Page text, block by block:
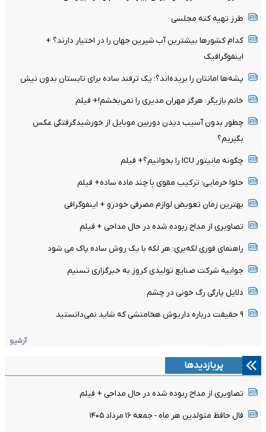
طرز تهیه کته مجلسی
کدام کشورها بیشترین آب شیرین جهان را در اختیار دارند؟ +
اینفوگرافیک
پشه‌ها امانتان را بریده‌اند؟؛ یک ترفند ساده برای تابستان بدون نیش
خانم بازیگر: هرگز مهران مدیری را نمی‌بخشم!+ فیلم
چطور بدون آسیب دیدن دوربین موبایل از خورشیدگرفتگی عکس
بگیریم؟
چگونه مانیتور ICU را بخوانیم؟+ فیلم
حلوا خرمایی؛ ترکیب مقوی با چند ماده ساده+ فیلم
بهترین زمان تعویض لوازم مصرفی خودرو + اینفوگرافی
تصاویری از مداح ربوده شده در حال مداحی + فیلم
راهنمای فوری لکه‌بری؛ هر لکه با یک روش ساده پاک می شود
جوابیه شرکت صنایع تولیدی کروز به خبرگزاری تسنیم
دلایل پارگی رگ خونی در چشم
۹ حقیقت درباره داریوش هخامنشی که شاید نمی‌دانستید
آرشیو
پربازدیدها
تصاویری از مداح ربوده شده در حال مداحی + فیلم
فال حافظ متولدین هر ماه - جمعه ۱۶ مرداد ۱۴۰۵